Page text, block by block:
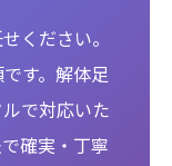
ください。
す。解体足
で対応いた
確実・丁寧